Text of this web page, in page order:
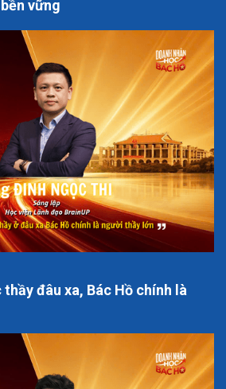
vững
đâu xa, Bác Hồ chính là